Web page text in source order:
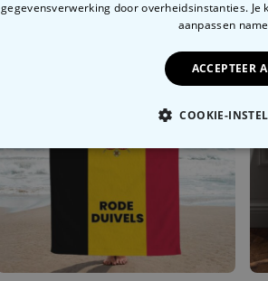
gegevensverwerking door overheidsinstanties.
aanpassen
ACCEPTEER
COOKIE-
NOODZAKELIJK PERFORMANCE